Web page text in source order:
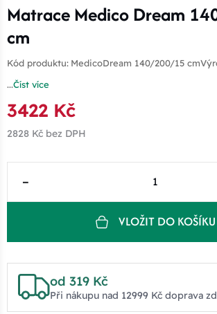
Matrace Medico Dream
cm
Kód produktu: MedicoDream 140/200/15 cm
...Číst více
3422 Kč
2828 Kč bez DPH
–
VLOŽIT DO KOŠÍKU
od 319 Kč
Při nákupu nad 12999 Kč doprava